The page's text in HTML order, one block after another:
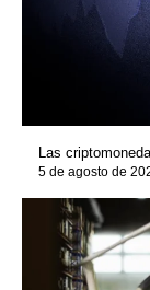
Las
5 de agosto de